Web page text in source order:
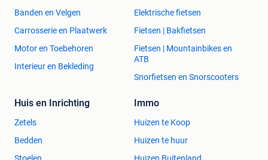
Banden en Velgen
Carrosserie en Plaatwerk
Motor en Toebehoren
Interieur en Bekleding
Elektrische fietsen
Fietsen | Bakfietsen
Fietsen | Mountainbikes en
ATB
Snorfietsen en Snorscooters
Huis en Inrichting
Zetels
Bedden
Immo
Huizen te Koop
Huizen te huur